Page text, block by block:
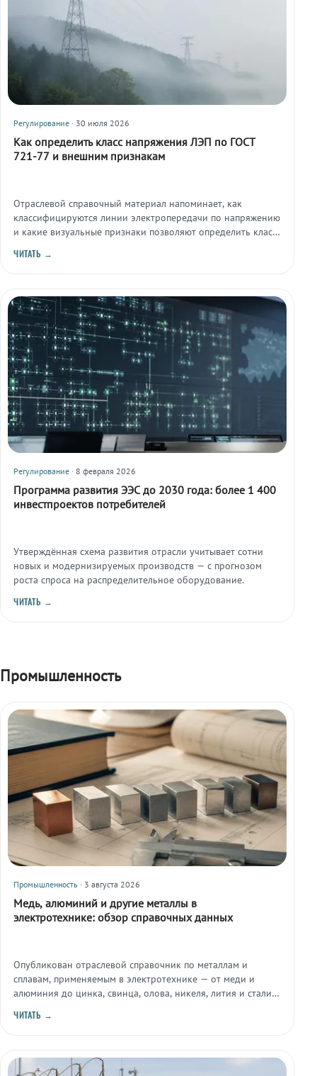
Регулирование · 30 июля 2026
Как определить класс напряжения ЛЭП по ГОСТ
721-77 и внешним признакам
Отраслевой справочный материал напоминает, как
классифицируются линии электропередачи по напряжению
и какие визуальные признаки позволяют определить класс
ЧИТАТЬ →
Регулирование · 8 февраля 2026
Программа развития ЭЭС до 2030 года: более 1 400
инвестпроектов потребителей
Утверждённая схема развития отрасли учитывает сотни
новых и модернизируемых производств — с прогнозом
роста спроса на распределительное оборудование.
ЧИТАТЬ →
Промышленность
Промышленность · 3 августа 2026
Медь, алюминий и другие металлы в
электротехнике: обзор справочных данных
Опубликован отраслевой справочник по металлам и
сплавам, применяемым в электротехнике — от меди и
алюминия до цинка, свинца, олова, никеля, лития и стали.
нормативную базу, актуальную для выбора
ЧИТАТЬ →